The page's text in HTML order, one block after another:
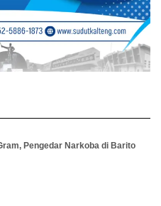
Pengedar Narkoba di Barito